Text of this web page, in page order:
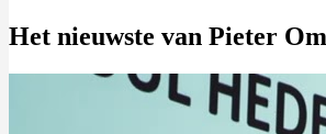
Het nieuwste van Pieter